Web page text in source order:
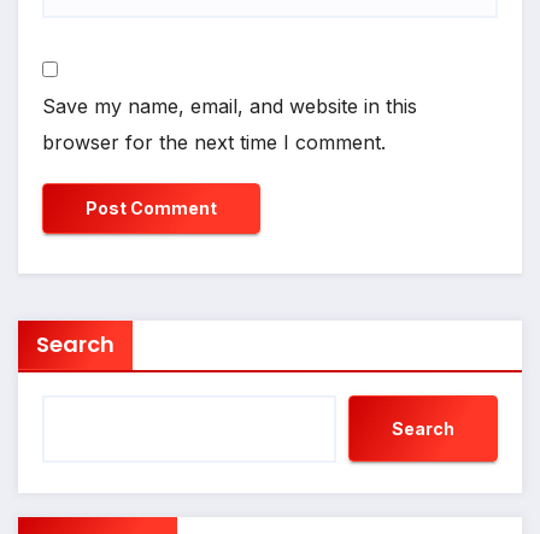
Save my name, email, and website in this
browser for the next time I comment.
Search
Search